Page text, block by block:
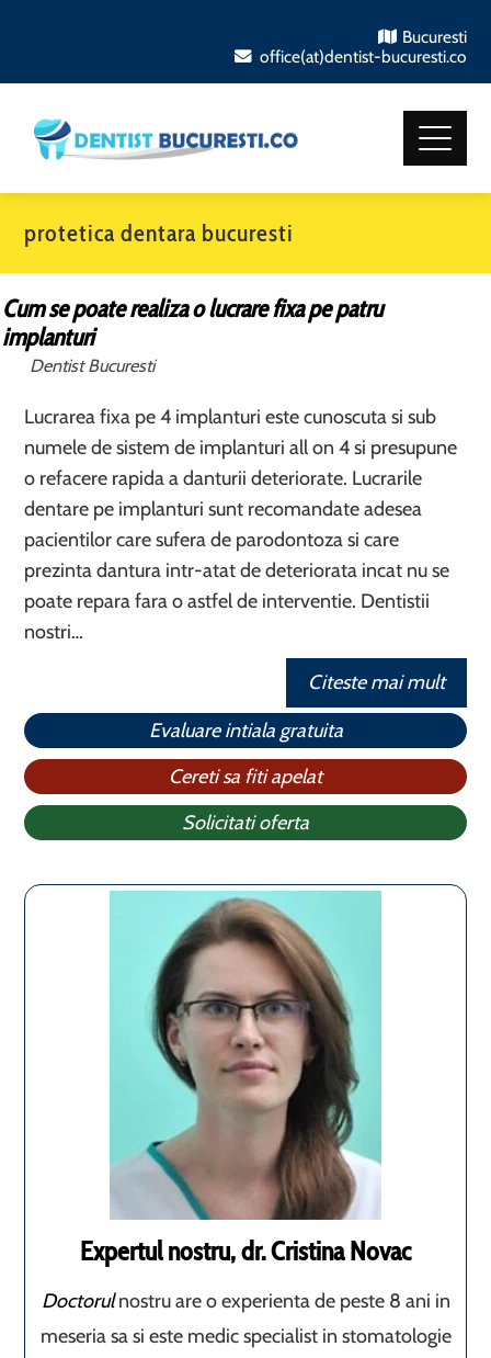
Bucuresti
office(at)dentist-bucuresti.co
protetica dentara bucuresti
Cum se poate realiza o lucrare fixa pe patru
implanturi
Dentist Bucuresti
Lucrarea fixa pe 4 implanturi este cunoscuta si sub
numele de sistem de implanturi all on 4 si presupune
o refacere rapida a danturii deteriorate. Lucrarile
dentare pe implanturi sunt recomandate adesea
pacientilor care sufera de parodontoza si care
prezinta dantura intr-atat de deteriorata incat nu se
poate repara fara o astfel de interventie. Dentistii
nostri…
Citeste mai mult
Evaluare intiala gratuita
Cereti sa fiti apelat
Solicitati oferta
Expertul nostru, dr. Cristina Novac
Doctorulnostru are o experienta de peste 8 ani in
meseria sa si este medic specialist in stomatologie